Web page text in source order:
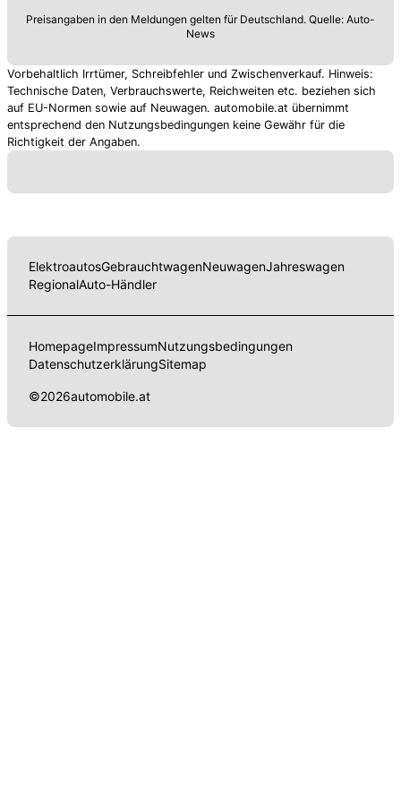
Preisangaben in den Meldungen gelten für Deutschland. Quelle: Auto-
News
Vorbehaltlich Irrtümer, Schreibfehler und Zwischenverkauf. Hinweis:
Technische Daten, Verbrauchswerte, Reichweiten etc. beziehen sich
auf EU-Normen sowie auf Neuwagen. automobile.at übernimmt
entsprechend den Nutzungsbedingungen keine Gewähr für die
Richtigkeit der Angaben.
ElektroautosGebrauchtwagenNeuwagenJahreswagen
RegionalAuto-Händler
HomepageImpressumNutzungsbedingungen
DatenschutzerklärungSitemap
©2026automobile.at